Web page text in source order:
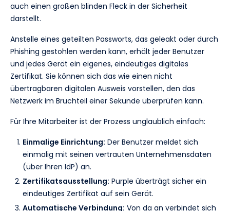
auch einen großen blinden Fleck in der Sicherheit
darstellt.
Anstelle eines geteilten Passworts, das geleakt oder durch
Phishing gestohlen werden kann, erhält jeder Benutzer
und jedes Gerät ein eigenes, eindeutiges digitales
Zertifikat. Sie können sich das wie einen nicht
übertragbaren digitalen Ausweis vorstellen, den das
Netzwerk im Bruchteil einer Sekunde überprüfen kann.
Für Ihre Mitarbeiter ist der Prozess unglaublich einfach:
Einmalige Einrichtung: Der Benutzer meldet sich
einmalig mit seinen vertrauten Unternehmensdaten
(über Ihren IdP) an.
Zertifikatsausstellung: Purple überträgt sicher ein
eindeutiges Zertifikat auf sein Gerät.
Automatische Verbindung: Von da an verbindet sich